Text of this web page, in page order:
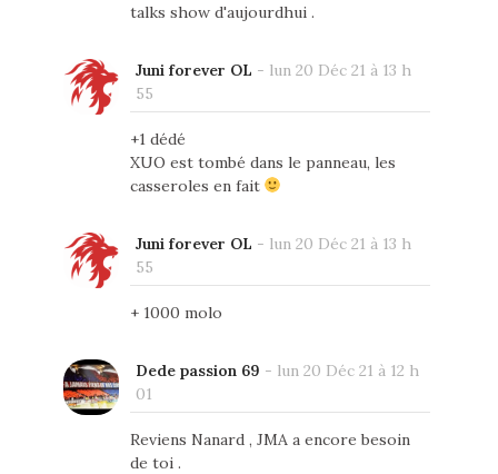
talks show d'aujourdhui .
Juni forever OL - lun 20 Déc 21 à 13 h
55
+1 dédé
XUO est tombé dans le panneau, les
casseroles en fait
Juni forever OL - lun 20 Déc 21 à 13 h
55
+ 1000 molo
Dede passion 69 - lun 20 Déc 21 à 12 h
01
Reviens Nanard , JMA a encore besoin
de toi .